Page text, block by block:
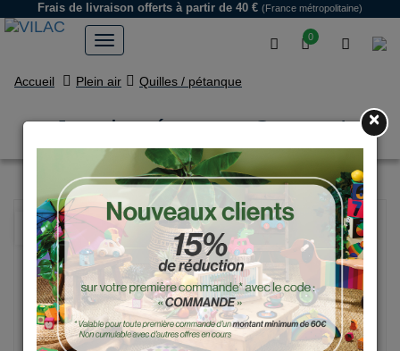
0
Frais de livraison offerts à partir de 40 € (France métropolitaine)
Accueil Plein air Quilles / pétanque
Jeu de pétanque Compet' ×